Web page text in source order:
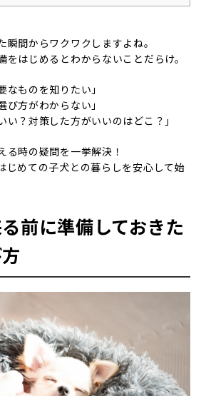
瞬間からワクワクしますよね。
をはじめるとわからないことだらけ。
なものを知りたい」
び方がわからない」
い？対策した方がいいのはどこ？」
る時の疑問を一挙解決！
じめての子犬との暮らしを安心して始
前に準備しておきた